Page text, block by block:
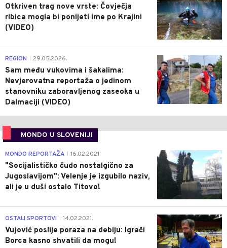
Otkriven trag nove vrste: Čovječja
ribica mogla bi ponijeti ime po Krajini
(VIDEO)
0
REGION 29.05.2026.
Sam među vukovima i šakalima:
Nevjerovatna reportaža o jedinom
stanovniku zaboravljenog zaseoka u
Dalmaciji (VIDEO)
MONDO U SLOVENIJI
4
MONDO REPORTAŽA 16.02.2021.
"Socijalističko čudo nostalgično za
Jugoslavijom": Velenje je izgubilo naziv,
ali je u duši ostalo Titovo!
1
OSTALI SPORTOVI 14.02.2021.
Vujović poslije poraza na debiju: Igrači
Borca kasno shvatili da mogu!